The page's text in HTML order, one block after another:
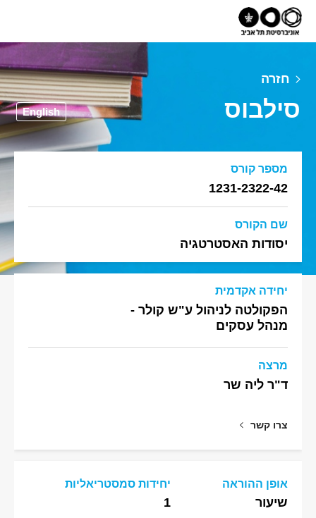
חזרה
סילבוס English
מספר קורס
1231-2322-42
שם הקורס
יסודות האסטרטגיה
יחידה אקדמית
הפקולטה לניהול ע"ש קולר -
מנהל עסקים
מרצה
ד"ר ליה שר
צרו קשר
אופן ההוראה
שיעור
יחידות סמסטריאליות
1